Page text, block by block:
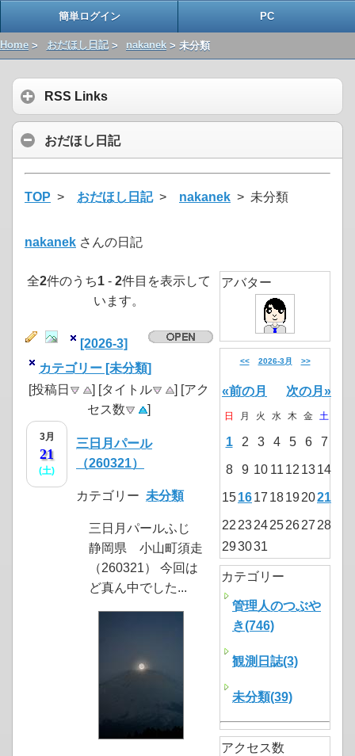
簡単ログイン PC
Home > おだほし日記> nakanek > 未分類
RSS Links
おだほし日記
TOP > おだほし日記> nakanek > 未分類
nakanek さんの日記
全2件のうち1 - 2件目を表示して
います。
[2026-3]
カテゴリー [未分類]
[投稿日
] [タイトル
] [アク
セス数
]
3月
21
(土)
三日月パール
（260321）
カテゴリー 未分類
三日月パールふじ
静岡県 小山町須走
（260321） 今回は
ど真ん中でした...
アバター
<< 2026-3月 >>
«前の月 次の月»
日 月 火 水 木 金 土
1 2 3 4 5 6 7
8 9 10 11 12 1314
151617 18192021
22 2324252627 28
293031
カテゴリー
管理人のつぶや
き(746)
観測日誌(3)
未分類(39)
アクセス数